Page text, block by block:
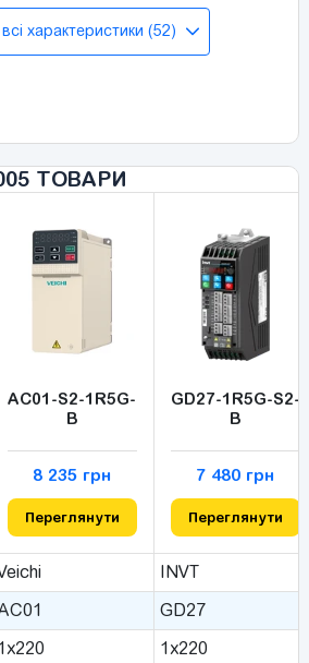
характеристики (52)
ТОВАРИ
AC01-S2-1R5G-
B
8 235 грн
Переглянути
GD27-1R5G-S2-
B
7 480 грн
Переглянути
INVT
GD27
1x220